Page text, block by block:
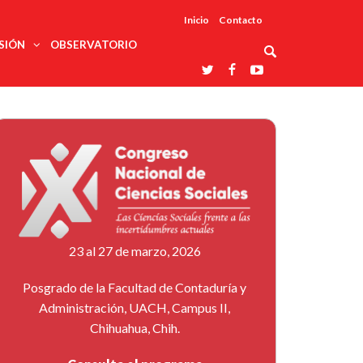
Inicio Contacto
ciencias
profesionales
trabajo
Redes
temáticas
Laboratorios
nacionales
Entidades
afines
Reconoce
La UDUALC
A La
Universidad
De México
En Su 475
Aniversario
OBSERVATORIO
23 al 27 de marzo, 2026
Posgrado de la Facultad de Contaduría y
Administración, UACH, Campus II,
Chihuahua, Chih.